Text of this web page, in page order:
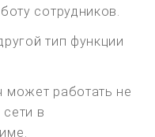
сотрудников.
тип функции
может работать не
в